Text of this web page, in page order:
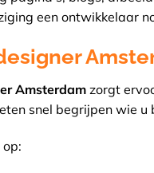
een ontwikkelaar
Amsterdamzorgt
snel begrijpen wie